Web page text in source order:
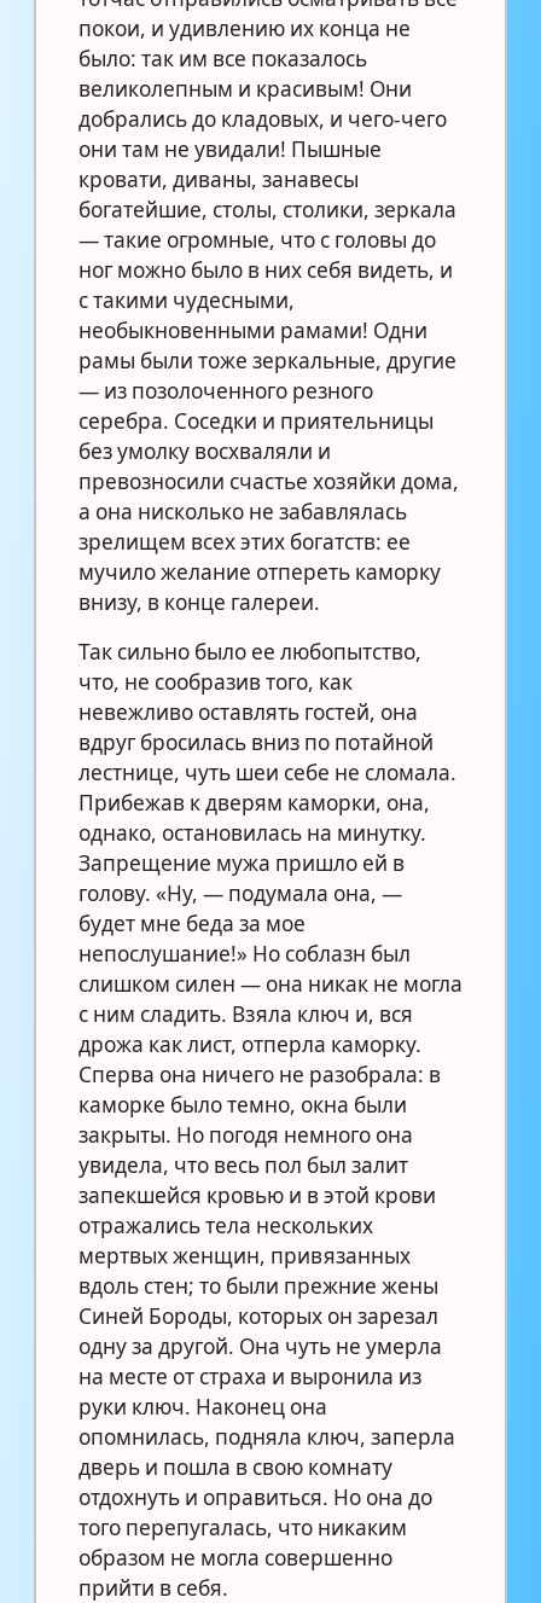
покои, и удивлению их конца не
было: так им все показалось
великолепным и красивым! Они
добрались до кладовых, и чего-чего
они там не увидали! Пышные
кровати, диваны, занавесы
богатейшие, столы, столики, зеркала
— такие огромные, что с головы до
ног можно было в них себя видеть, и
с такими чудесными,
необыкновенными рамами! Одни
рамы были тоже зеркальные, другие
— из позолоченного резного
серебра. Соседки и приятельницы
без умолку восхваляли и
превозносили счастье хозяйки дома,
а она нисколько не забавлялась
зрелищем всех этих богатств: ее
мучило желание отпереть каморку
внизу, в конце галереи.
Так сильно было ее любопытство,
что, не сообразив того, как
невежливо оставлять гостей, она
вдруг бросилась вниз по потайной
лестнице, чуть шеи себе не сломала.
Прибежав к дверям каморки, она,
однако, остановилась на минутку.
Запрещение мужа пришло ей в
голову. «Ну, — подумала она, —
будет мне беда за мое
непослушание!» Но соблазн был
слишком силен — она никак не могла
с ним сладить. Взяла ключ и, вся
дрожа как лист, отперла каморку.
Сперва она ничего не разобрала: в
каморке было темно, окна были
закрыты. Но погодя немного она
увидела, что весь пол был залит
запекшейся кровью и в этой крови
отражались тела нескольких
мертвых женщин, привязанных
вдоль стен; то были прежние жены
Синей Бороды, которых он зарезал
одну за другой. Она чуть не умерла
на месте от страха и выронила из
руки ключ. Наконец она
опомнилась, подняла ключ, заперла
дверь и пошла в свою комнату
отдохнуть и оправиться. Но она до
того перепугалась, что никаким
образом не могла совершенно
прийти в себя.